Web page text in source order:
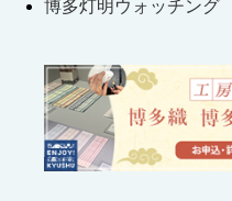
博多灯明ウォッチング